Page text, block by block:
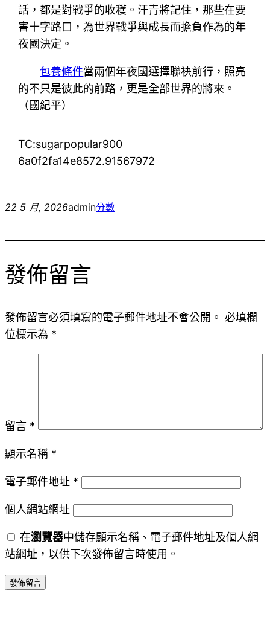
話，都是對戰爭的收穫。汗青將記住，那些在要
害十字路口，為世界戰爭與成長而擔負作為的年
夜國決定。
包養條件當兩個年夜國選擇聯袂前行，照亮
的不只是彼此的前路，更是全部世界的將來。
（國紀平）
TC:sugarpopular900
6a0f2fa14e8572.91567972
22 5 月, 2026admin分數
發佈留言
發佈留言必須填寫的電子郵件地址不會公開。 必填欄
位標示為 *
留言 *
顯示名稱 *
電子郵件地址 *
個人網站網址
在瀏覽器中儲存顯示名稱、電子郵件地址及個人網
站網址，以供下次發佈留言時使用。